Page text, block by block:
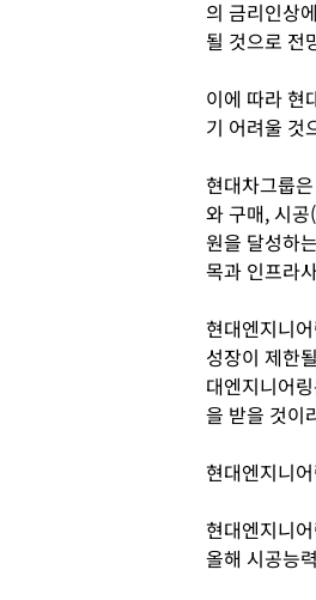
의 금리인상
될 것으로 전
이에 따라 현
기 어려울 것
현대차그룹
와 구매, 시
원을 달성하
목과 인프라
현대엔지니
성장이 제한
대엔지니어
을 받을 것이
현대엔지니
현대엔지니
올해 시공능